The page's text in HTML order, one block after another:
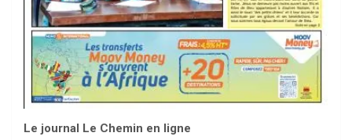
Le journal Le Chemin en ligne